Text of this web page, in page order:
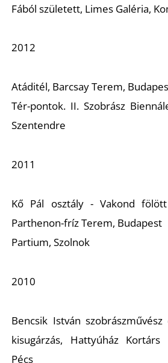
Fából született, Limes Galéria,
2012
Atáditél, Barcsay Terem,
Tér-pontok. II. Szobrász
Szentendre
2011
Kő Pál osztály - Vakond
Parthenon-fríz Terem, Budapest
Partium, Szolnok
2010
Bencsik István
kisugárzás, Hattyúház Kortárs
Pécs